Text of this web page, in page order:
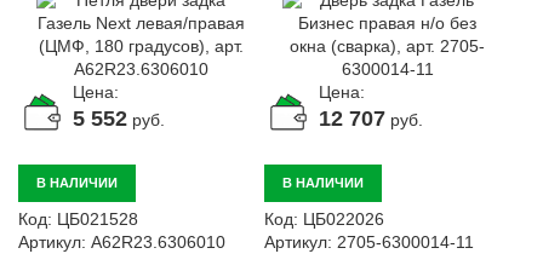
A62R23.6306010
Цена:
5 552 руб.
В НАЛИЧИИ
Код: ЦБ021528
Артикул: A62R23.6306010
Цена:
12 707 руб.
В НАЛИЧИИ
Код: ЦБ022026
Артикул: 2705-6300014-11